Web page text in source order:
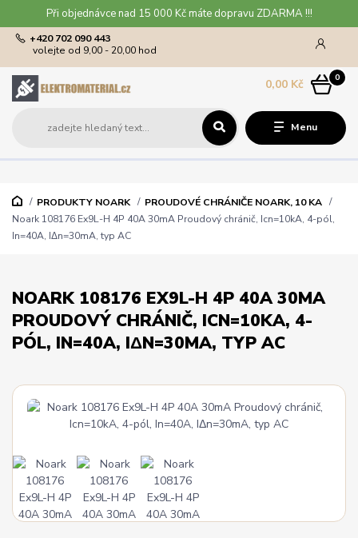
Při objednávce nad 15 000 Kč máte dopravu ZDARMA !!!
Menu
+420 702 090 443
volejte od 9,00 - 20,00 hod
0
0,00 Kč
PRODUKTY NOARK
PROUDOVÉ CHRÁNIČE NOARK, 10 KA
Noark 108176 Ex9L-H 4P 40A 30mA Proudový chránič, Icn=10kA, 4-pól,
In=40A, IΔn=30mA, typ AC
NOARK 108176 EX9L-H 4P 40A 30MA
PROUDOVÝ CHRÁNIČ, ICN=10KA, 4-
PÓL, IN=40A, IΔN=30MA, TYP AC